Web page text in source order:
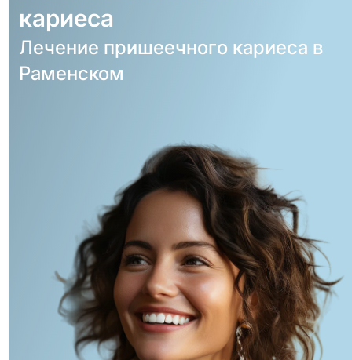
кариеса
Лечение пришеечного кариеса в
Раменском